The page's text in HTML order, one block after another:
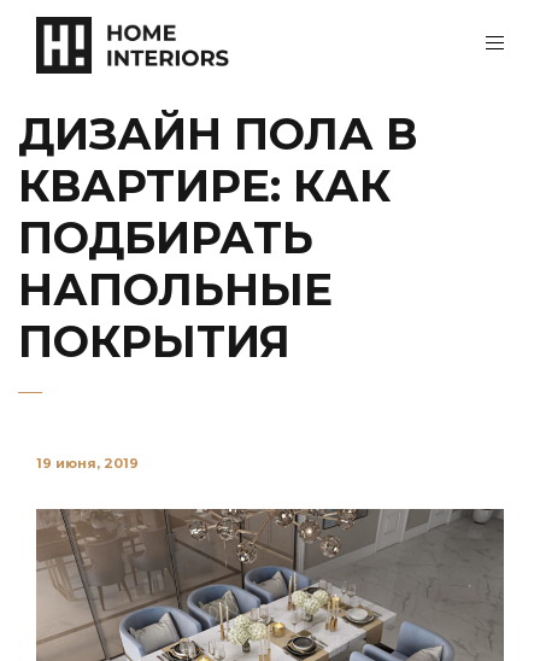
ДИЗАЙН ПОЛА В
КВАРТИРЕ: КАК
ПОДБИРАТЬ
НАПОЛЬНЫЕ
ПОКРЫТИЯ
19 июня, 2019